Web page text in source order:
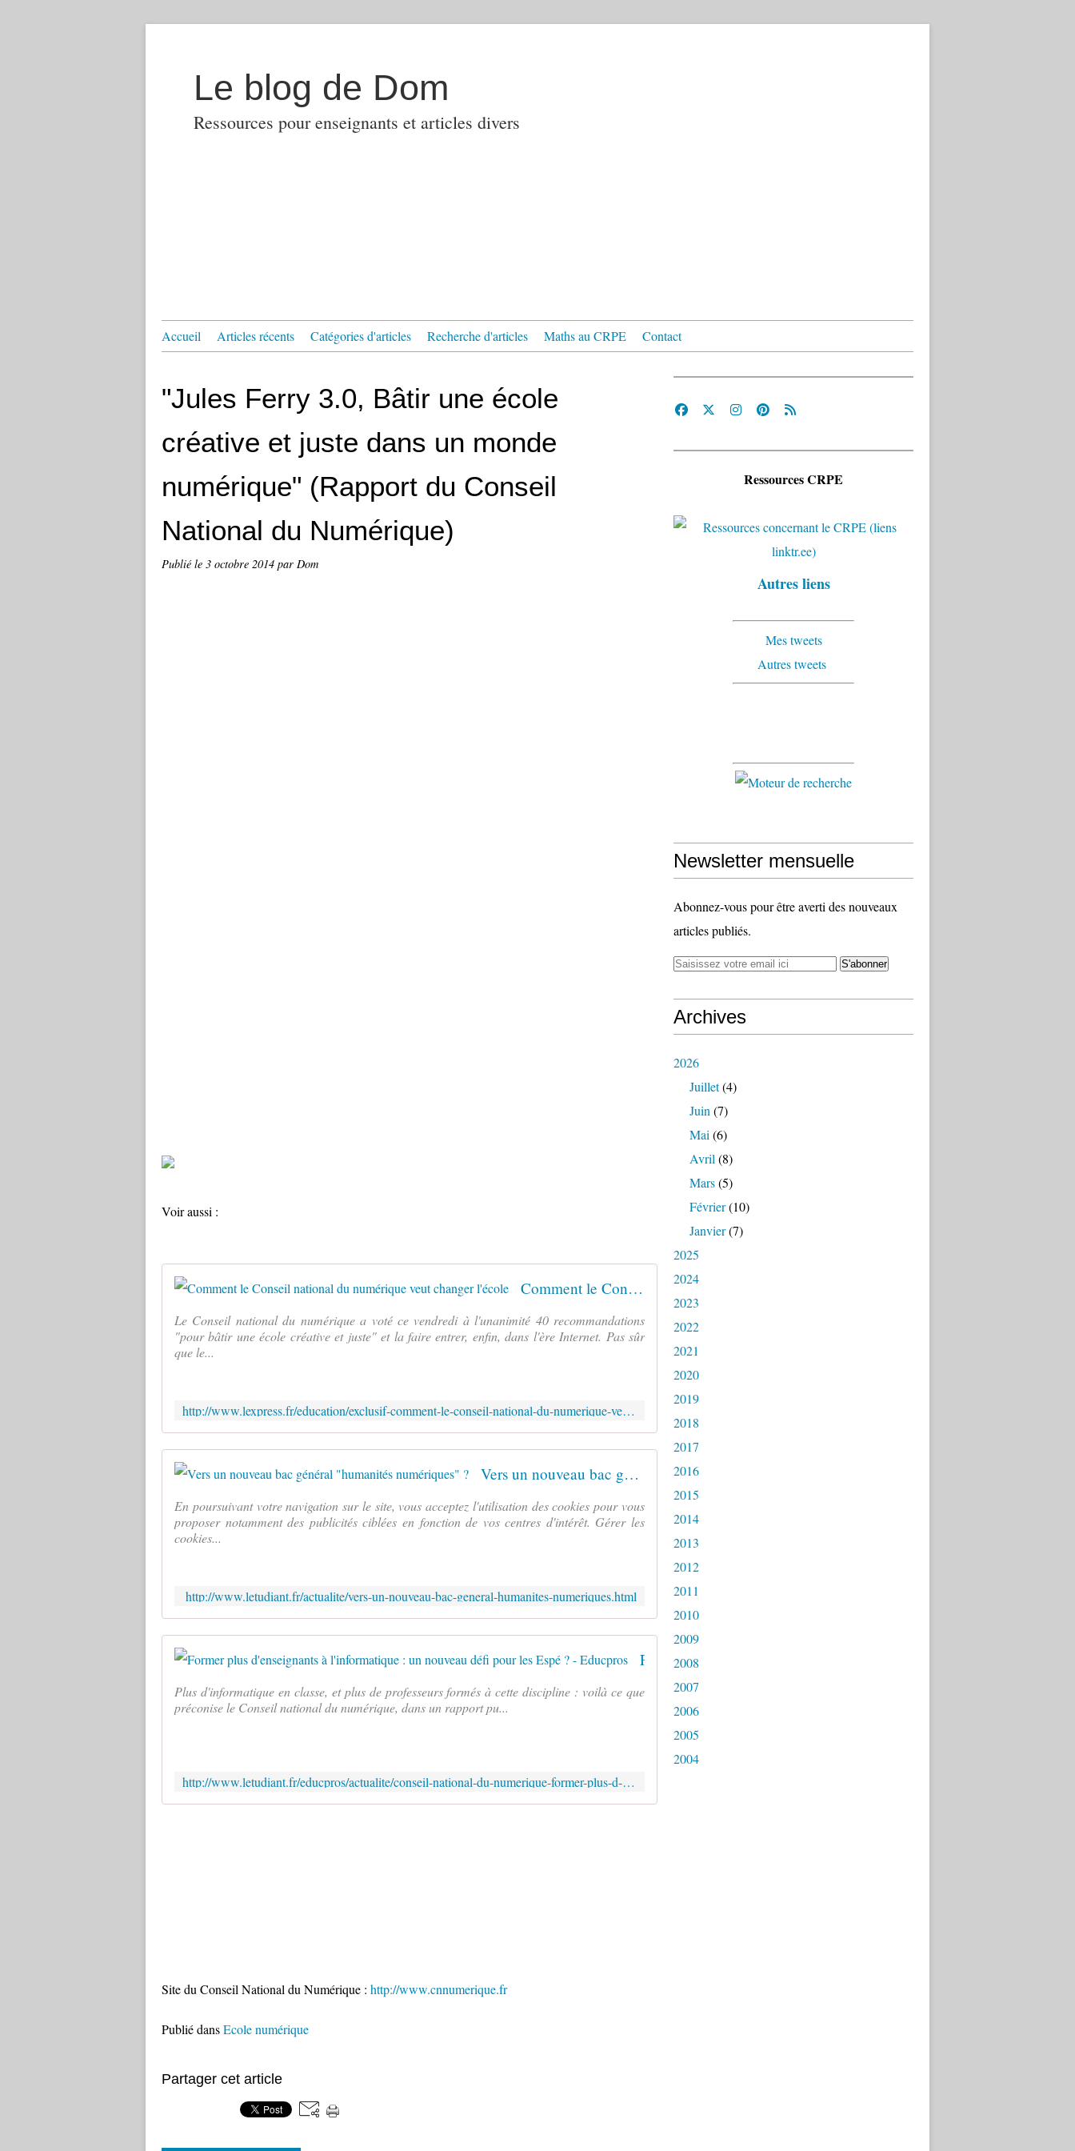
Le blog de Dom
Ressources pour enseignants et articles divers
Accueil Articles récents Catégories d'articles Recherche d'articles Maths au CRPE Contact
"Jules Ferry 3.0, Bâtir une école
créative et juste dans un monde
numérique" (Rapport du Conseil
National du Numérique)
Publié le 3 octobre 2014 par Dom
Voir aussi :
Comment le Conseil national du numérique veut changer l'école
Le Conseil national du numérique a voté ce vendredi à l'unanimité 40 recommandations
"pour bâtir une école créative et juste" et la faire entrer, enfin, dans l'ère Internet. Pas sûr
que le...
http://www.lexpress.fr/education/exclusif-comment-le-conseil-national-du-numerique-veut-changer-l-ecole_1607657.html
Vers un nouveau bac général "humanités numériques" ?
En poursuivant votre navigation sur le site, vous acceptez l'utilisation des cookies pour vous
proposer notamment des publicités ciblées en fonction de vos centres d'intérêt. Gérer les
cookies...
http://www.letudiant.fr/actualite/vers-un-nouveau-bac-general-humanites-numeriques.html
Plus d'informatique en classe, et plus de professeurs formés à cette discipline : voilà ce que
préconise le Conseil national du numérique, dans un rapport pu...
http://www.letudiant.fr/educpros/actualite/conseil-national-du-numerique-former-plus-d-enseignants-a-l-informatique-une-nouvelle-mission-pour-les-espe.html
Site du Conseil National du Numérique : http://www.cnnumerique.fr
Publié dansEcole numérique
Partager cet article
Ressources CRPE
Autres liens
Mes tweets
Autres tweets
Newsletter mensuelle
Abonnez-vous pour être averti des nouveaux
articles publiés.
Archives
2026
Juillet(4)
Juin (7)
Mai (6)
Avril (8)
Mars(5)
Février(10)
Janvier(7)
2025
2024
2023
2022
2021
2020
2019
2018
2017
2016
2015
2014
2013
2012
2011
2010
2009
2008
2007
2006
2005
2004